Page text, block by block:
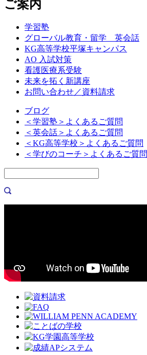
ご案内
学習塾
グローバル教育・留学 英会話
KG高等学校平塚キャンパス
AO 入試対策
看護医療系受験
未来を拓く新講座
お問い合わせ／資料請求
ブログ
＜学習塾＞よくあるご質問
＜英会話＞よくあるご質問
＜KG高等学校＞よくあるご質問
＜学びのコーチ＞よくあるご質問